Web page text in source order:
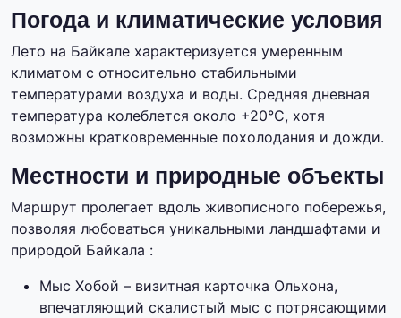
Погода и климатические условия
Лето на Байкале характеризуется умеренным
климатом с относительно стабильными
температурами воздуха и воды. Средняя дневная
температура колеблется около +20°C, хотя
возможны кратковременные похолодания и дожди.
Местности и природные объекты
Маршрут пролегает вдоль живописного побережья,
позволяя любоваться уникальными ландшафтами и
природой Байкала :
Мыс Хобой – визитная карточка Ольхона,
впечатляющий скалистый мыс с потрясающими